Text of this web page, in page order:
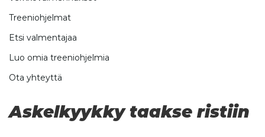
Treeniohjelmat
Etsi valmentajaa
Luo omia treeniohjelmia
Ota yhteyttä
Askelkyykky taakse ristiin